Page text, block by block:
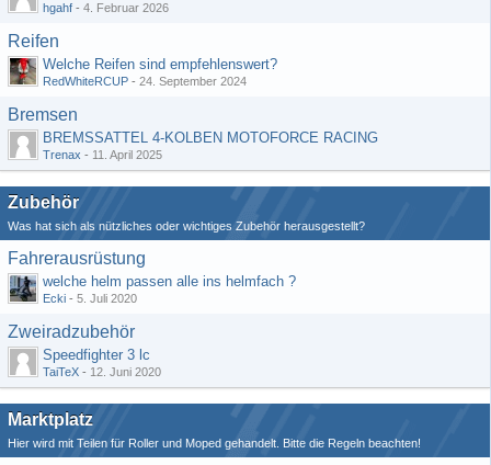
hgahf - 4. Februar 2026
Reifen
Welche Reifen sind empfehlenswert?
RedWhiteRCUP - 24. September 2024
Bremsen
BREMSSATTEL 4-KOLBEN MOTOFORCE RACING
Trenax - 11. April 2025
Zubehör
Was hat sich als nützliches oder wichtiges Zubehör herausgestellt?
Fahrerausrüstung
welche helm passen alle ins helmfach ?
Ecki - 5. Juli 2020
Zweiradzubehör
Speedfighter 3 lc
TaiTeX - 12. Juni 2020
Marktplatz
Hier wird mit Teilen für Roller und Moped gehandelt. Bitte die Regeln beachten!